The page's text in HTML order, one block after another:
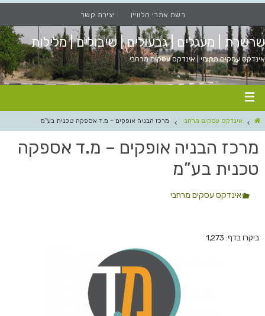
רשת אתרי הלוויין יצירת קשר
שרשרת | מעגלים | גבעולים | שיבולים | מלילות
אינדקס עסקים מקומי | אינדקס עסקים מרחבי
אינדקס עסקים מרחבי מרכז הבניה אופקים – מ.ד אספקה טכנית בע”מ
מרכז הבניה אופקים – מ.ד אספקה
טכנית בע”מ
אינדקס עסקים מרחבי
ביקרו בדף: 1,273